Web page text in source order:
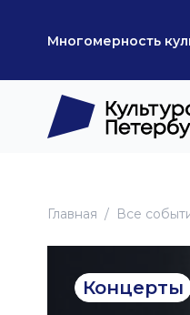
Многомерность
Главная Все
Концерты